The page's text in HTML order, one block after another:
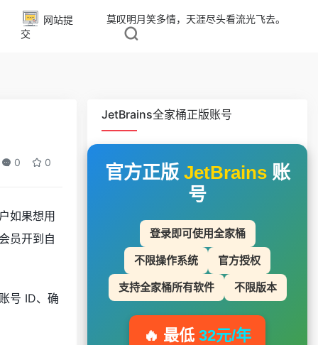
网站提
交
莫叹明月笑多情，天涯尽头看流光飞去。
0 0
如果想用
员开到自
号 ID、确
JetBrains全家桶正版账号
官方正版 JetBrains账
号
登录即可使用全家桶
不限操作系统 官方授权
支持全家桶所有软件 不限版本
🔥 最低 32元/年